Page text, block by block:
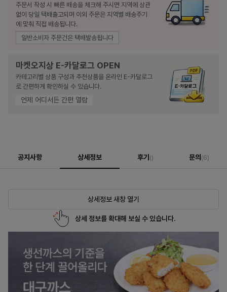
주문서 작성 시 빠른 배송을 체크해 주시면 지역에 상관
없이 당일 택배출고되며 이외 주문은 지역별 배송주기
에 맞춰 직접 배송됩니다.
일반소비자 주문건은 택배발송됩니다
마켓오지상 E-카달로그 OPEN
카테고리별 상품 구성과 추천상품을 온라인 E-카달로그
로 간편하게 확인하실 수 있습니다.
언제 어디서든 간편 열람
공지사항 상세정보 후기 () 문의 (6)
상세정보 새창 열기
상세 정보를 확대해 보실 수 있습니다.